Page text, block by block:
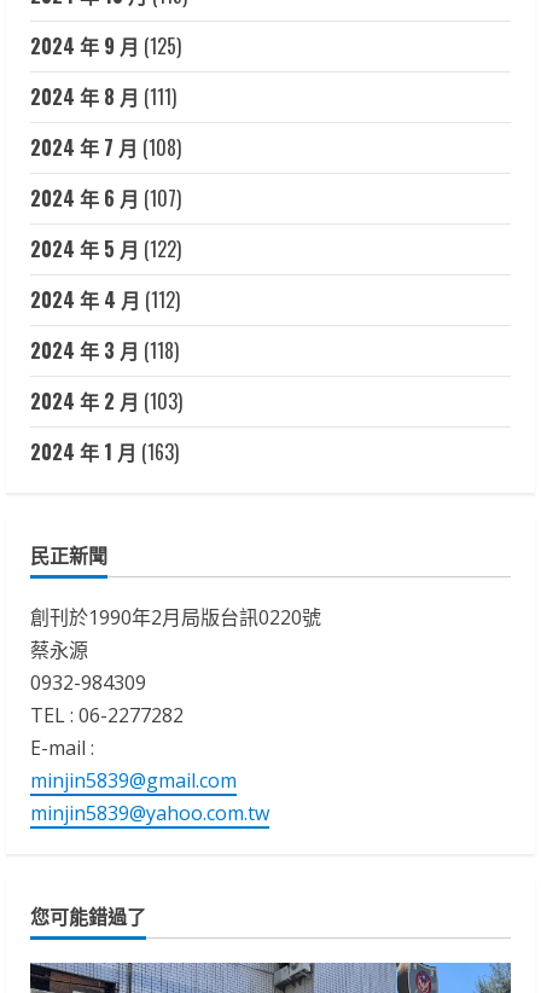
2024 年 9 月 (125)
2024 年 8 月 (111)
2024 年 7 月 (108)
2024 年 6 月 (107)
2024 年 5 月 (122)
2024 年 4 月 (112)
2024 年 3 月 (118)
2024 年 2 月 (103)
2024 年 1 月 (163)
民正新聞
創刊於1990年2月局版台訊0220號
蔡永源
0932-984309
TEL : 06-2277282
E-mail :
minjin5839@gmail.com
minjin5839@yahoo.com.tw
您可能錯過了